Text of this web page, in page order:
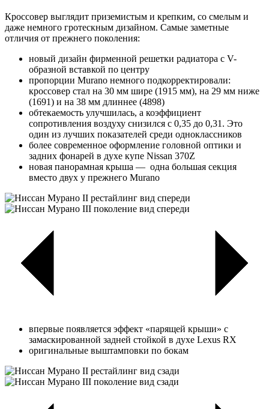
Кроссовер выглядит приземистым и крепким, со смелым и
даже немного гротескным дизайном. Самые заметные
отличия от прежнего поколения:
новый дизайн фирменной решетки радиатора с V-
образной вставкой по центру
пропорции Murano немного подкорректировали:
кроссовер стал на 30 мм шире (1915 мм), на 29 мм ниже
(1691) и на 38 мм длиннее (4898)
обтекаемость улучшилась, а коэффициент
сопротивления воздуху снизился с 0,35 до 0,31. Это
один из лучших показателей среди одноклассников
более современное оформление головной оптики и
задних фонарей в духе купе Nissan 370Z
новая панорамная крыша — одна большая секция
вместо двух у прежнего Murano
впервые появляется эффект «парящей крыши» с
замаскированной задней стойкой в духе Lexus RX
оригинальные выштамповки по бокам